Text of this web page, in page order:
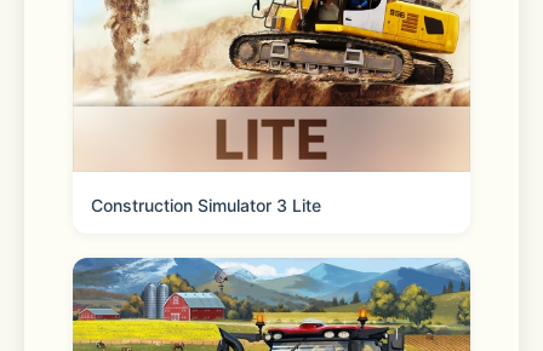
Construction Simulator 3 Lite